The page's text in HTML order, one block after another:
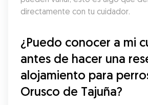
directamente con tu cuidador.
¿Puedo conocer a mi
antes de hacer una
alojamiento para
Orusco de Tajuña?